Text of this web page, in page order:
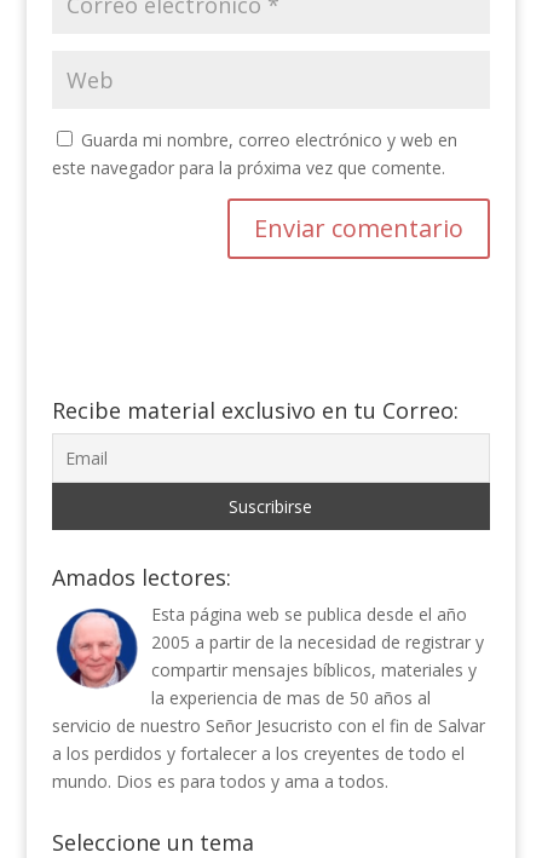
Guarda mi nombre, correo electrónico y web en
este navegador para la próxima vez que comente.
Recibe material exclusivo en tu Correo:
Amados lectores:
Esta página web se publica desde el año
2005 a partir de la necesidad de registrar y
compartir mensajes bíblicos, materiales y
la experiencia de mas de 50 años al
servicio de nuestro Señor Jesucristo con el fin de Salvar
a los perdidos y fortalecer a los creyentes de todo el
mundo. Dios es para todos y ama a todos.
Seleccione un tema